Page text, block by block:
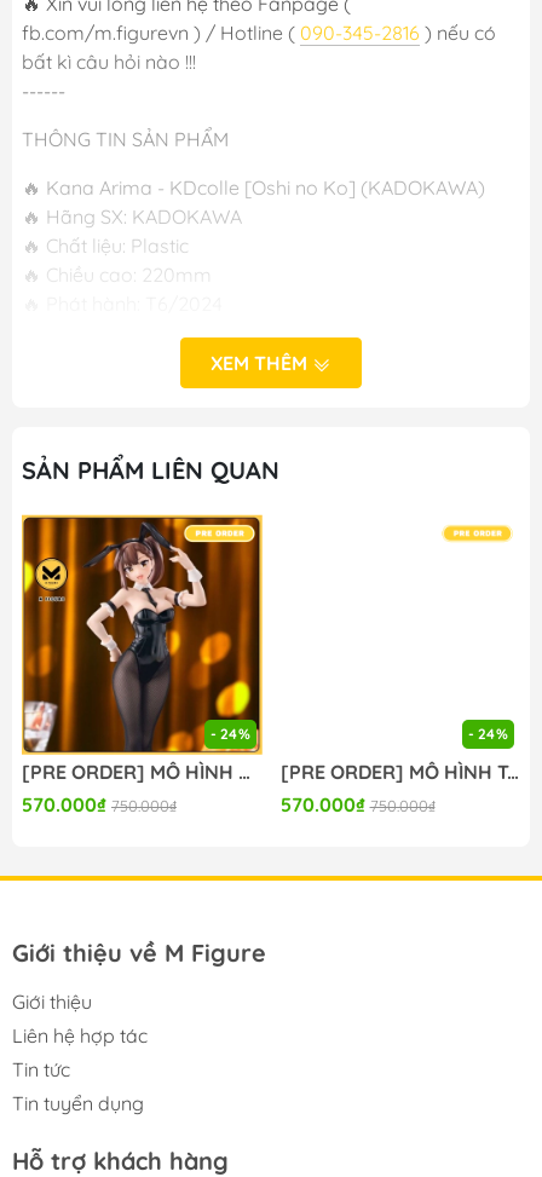
fb.com/m.figurevn ) / Hotline ( 090-345-2816 ) nếu có
bất kì câu hỏi nào !!!
------
THÔNG TIN SẢN PHẨM
🔥 Kana Arima - KDcolle [Oshi no Ko] (KADOKAWA)
🔥 Hãng SX: KADOKAWA
🔥 Chất liệu: Plastic
🔥 Chiều cao: 220mm
🔥Add: Ngọc Hồi - Hoàng Liệt - Hoàng Mai - Hà Nội
🔥Hotline:
090-345-2816
🔥Website: https://mfigure.com/
#figure #mo_hinh #mo_hinh_nhan_vat
#mo_hinh_anime #anime_figure #figure
#mo_hinh_chinh_hang #mo_hinh_figure
#figure_chinh_hang #mo_hinh_tinh #nendoroid
#gameprize #scalefigure
---
XEM THÊM
SẢN PHẨM LIÊN QUAN
- 24%
[PRE ORDER] MÔ HÌNH Seitokai ni mo Ana wa Aru! - Kotobuki Hisako - BiCute Bunnies (FuRyu) FIGURE CHÍNH HÃNG
570.000₫ 750.000₫
- 24%
[PRE ORDER] MÔ HÌNH To Aru Kagaku no Railgun - Misaka Mikoto - Moflock - Fluffy Bunny Ver. (Taito) FIGURE CHÍNH HÃNG
570.000₫ 750.000₫
Giới thiệu về M Figure
Giới thiệu
Liên hệ hợp tác
Tin tức
Tin tuyển dụng
Hỗ trợ khách hàng